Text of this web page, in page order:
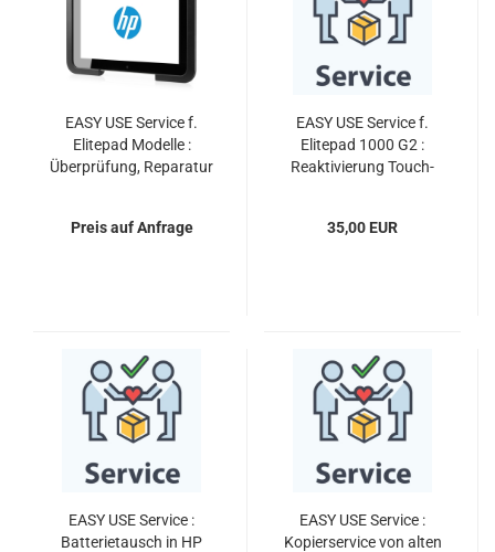
EASY USE Service f.
Elitepad Modelle :
Überprüfung, Reparatur
Preis auf Anfrage
EASY USE Service f.
Elitepad 1000 G2 :
Reaktivierung Touch-
alle Modelle
35,00 EUR
EASY USE Service :
Batterietausch in HP
EASY USE Service :
Kopierservice von alten